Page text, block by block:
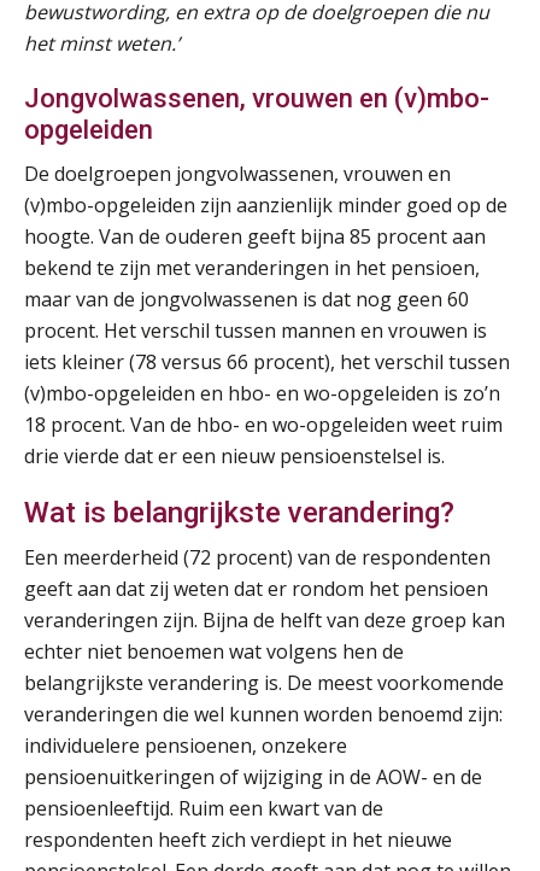
bewustwording, en extra op de doelgroepen die nu
het minst weten.’
Jongvolwassenen, vrouwen en (v)mbo-
opgeleiden
De doelgroepen jongvolwassenen, vrouwen en
(v)mbo-opgeleiden zijn aanzienlijk minder goed op de
hoogte. Van de ouderen geeft bijna 85 procent aan
bekend te zijn met veranderingen in het pensioen,
maar van de jongvolwassenen is dat nog geen 60
procent. Het verschil tussen mannen en vrouwen is
iets kleiner (78 versus 66 procent), het verschil tussen
(v)mbo-opgeleiden en hbo- en wo-opgeleiden is zo’n
18 procent. Van de hbo- en wo-opgeleiden weet ruim
drie vierde dat er een nieuw pensioenstelsel is.
Wat is belangrijkste verandering?
Een meerderheid (72 procent) van de respondenten
geeft aan dat zij weten dat er rondom het pensioen
veranderingen zijn. Bijna de helft van deze groep kan
echter niet benoemen wat volgens hen de
belangrijkste verandering is. De meest voorkomende
veranderingen die wel kunnen worden benoemd zijn:
individuelere pensioenen, onzekere
pensioenuitkeringen of wijziging in de AOW- en de
pensioenleeftijd. Ruim een kwart van de
respondenten heeft zich verdiept in het nieuwe
11
AUG
Practical Diploma in Payroll Administration (PDL®)
Markus Verbeek Praehep
14
17
AUG
Module Arbeidsrecht en Sociale Zekerheid VPS
Markus Verbeek Praehep
20
AUG
Module Loonheffingen PDL
Markus Verbeek Praehep
24
AUG
Module Loonheffingen VPS
Markus Verbeek Praehep
24
Summercourse Update loonheffingen en arbeidsrecht
25
AUG
MOCuitgevers
25
AUG
Summercourse: Een mindset die kansen ziet en vertrouwen geeft
MOCuitgevers
25
AUG
MOCuitgevers